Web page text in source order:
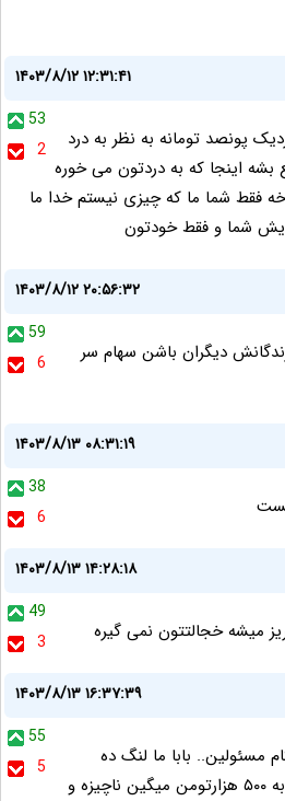
۱۴۰۳/۸/۱۲ ۱۲:۳۱:۴۱
53
2
پونصد تومانه به نظر به درد
اینجا که به دردتون می خوره
فقط شما ما که چیزی نیستم خدا ما
شما و فقط خودتون
۱۴۰۳/۸/۱۲ ۲۰:۵۶:۳۲
59
6
دیگران باشن سهام سر
۱۴۰۳/۸/۱۳ ۰۸:۳۱:۱۹
38
6
۱۴۰۳/۸/۱۳ ۱۴:۲۸:۱۸
49
3
میشه خجالتتون نمی گیره
۱۴۰۳/۸/۱۳ ۱۶:۳۷:۳۹
55
5
مسئولین.. بابا ما لنگ ده
هزارتومن پول نانیم و شما به ۵۰۰ هزارتومن میگین ناچیزه و